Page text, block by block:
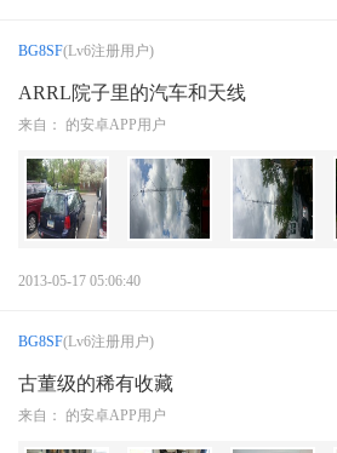
BG8SF(Lv6注册用户)
ARRL院子里的汽车和天线
来自： 的安卓APP用户
2013-05-17 05:06:40
BG8SF(Lv6注册用户)
古董级的稀有收藏
来自： 的安卓APP用户